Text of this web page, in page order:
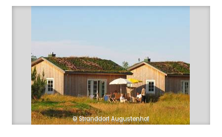
© Stranddorf Augustenhof